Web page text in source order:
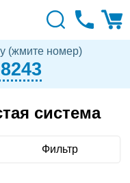
(жмите номер)
система
Фильтр